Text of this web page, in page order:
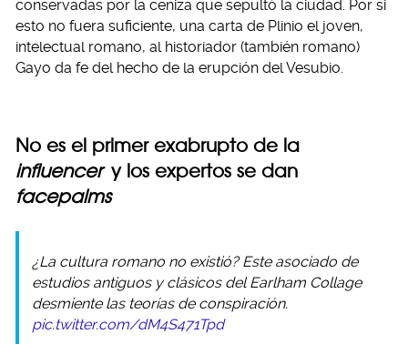
conservadas por la ceniza que sepultó la ciudad. Por si
esto no fuera suficiente, una carta de Plinio el joven,
intelectual romano, al historiador (también romano)
Gayo da fe del hecho de la erupción del Vesubio.
No es el primer exabrupto de la
influencery los expertos se dan
facepalms
¿La cultura romano no existió? Este asociado de
estudios antiguos y clásicos del Earlham Collage
desmiente las teorías de conspiración.
pic.twitter.com/dM4S471Tpd